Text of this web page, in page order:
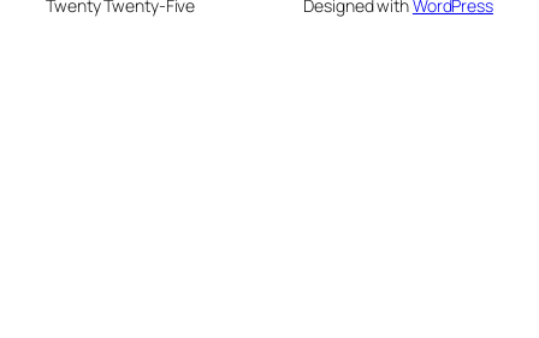
Twenty Twenty-Five Designed withWordPress